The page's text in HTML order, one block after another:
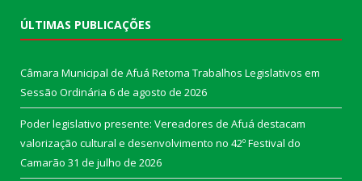
ÚLTIMAS PUBLICAÇÕES
Câmara Municipal de Afuá Retoma Trabalhos Legislativos em
Sessão Ordinária 6 de agosto de 2026
Poder legislativo presente: Vereadores de Afuá destacam
valorização cultural e desenvolvimento no 42º Festival do
Camarão 31 de julho de 2026